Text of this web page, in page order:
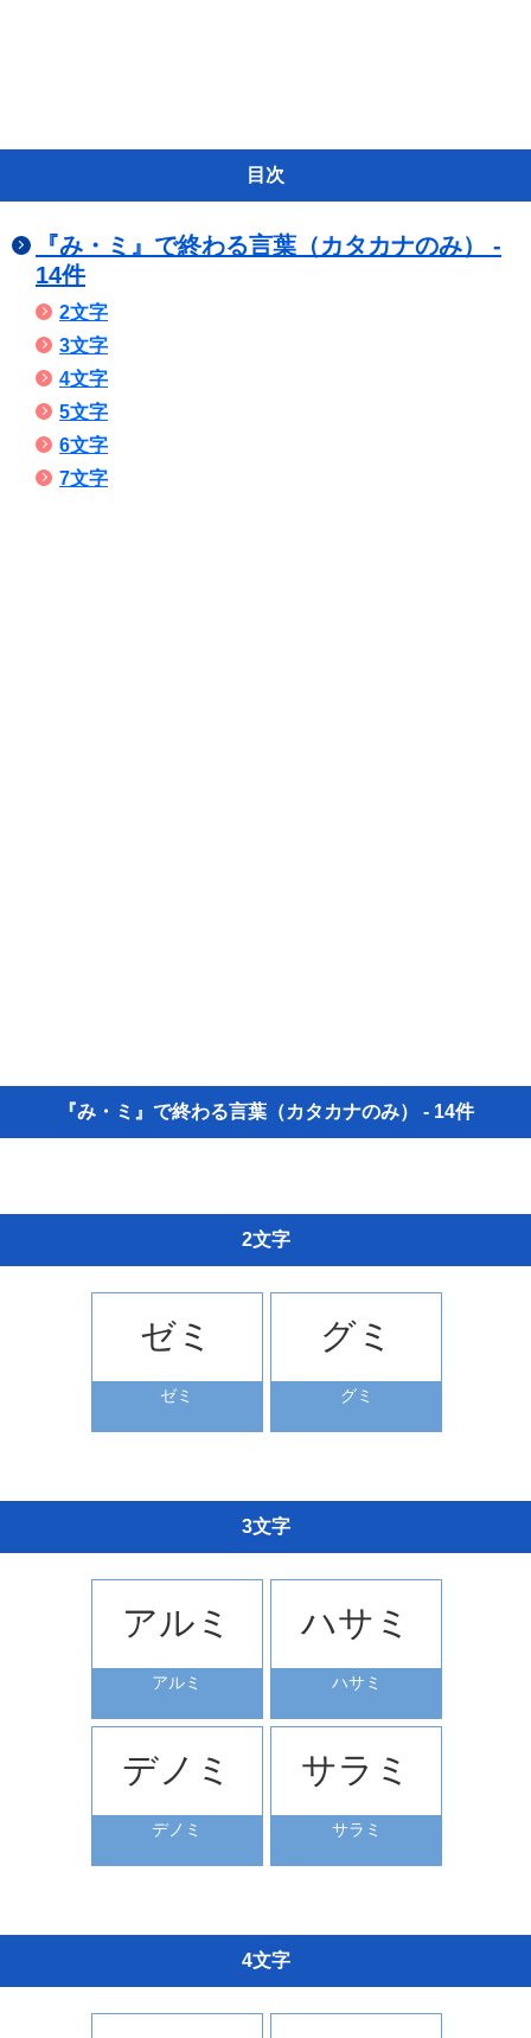
目次
『み・ミ』で終わる言葉（カタカナのみ） -
14件
2文字
3文字
4文字
5文字
6文字
7文字
『み・ミ』で終わる言葉（カタカナのみ） - 14件
2文字
ゼミ
ゼミ
グミ
グミ
3文字
アルミ
アルミ
ハサミ
ハサミ
デノミ
デノミ
サラミ
サラミ
4文字